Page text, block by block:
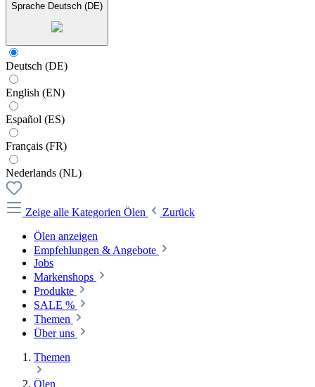
Sprache Deutsch (DE)
Deutsch (DE)
English (EN)
Español (ES)
Français (FR)
Nederlands (NL)
Zeige alle Kategorien Ölen
Zurück
Ölen anzeigen
Empfehlungen & Angebote
Jobs
Markenshops
Produkte
SALE %
Themen
Über uns
Themen
Ölen